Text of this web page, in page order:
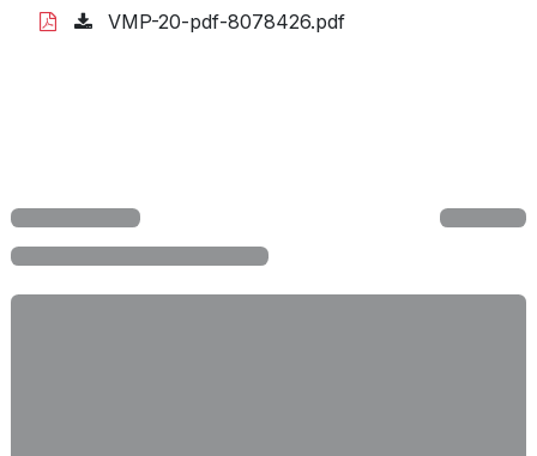
VMP-20-pdf-8078426.pdf